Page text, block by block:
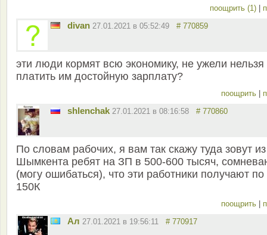
поощрить (1) |
divan 27.01.2021 в 05:52:49 # 770859
эти люди кормят всю экономику, не ужели нельзя
платить им достойную зарплату?
поощрить |
shlenchak 27.01.2021 в 08:16:58 # 770860
По словам рабочих, я вам так скажу туда зовут из
Шымкента ребят на ЗП в 500-600 тысяч,
(могу ошибаться), что эти работники получают по
150К
поощрить |
Ал 27.01.2021 в 19:56:11 # 770917